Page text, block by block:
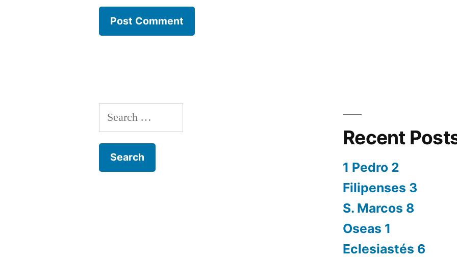
Search
for:
Recent
1 Pedro 2
Filipenses 3
S. Marcos 8
Oseas 1
Eclesiastés 6